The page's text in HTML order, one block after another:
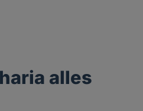
alles